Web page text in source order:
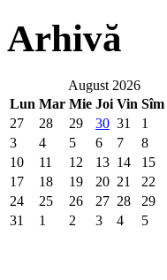
Arhivă
August 2026
Lun Mar Mie Joi Vin Sîm
27
28 29 30 31 1
3
4 5 6 7 8
10
11 12 13 14 15
17
18 19 20 21 22
24
25 26 27 28 29
31
1 2 3 4 5